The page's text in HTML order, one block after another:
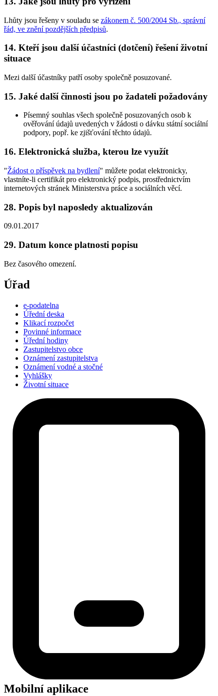
Lhůty jsou řešeny v souladu se zákonem č. 500/2004 Sb., správní
řád, ve znění pozdějších předpisů.
14. Kteří jsou další účastníci (dotčení) řešení životní
situace
Mezi další účastníky patří osoby společně posuzované.
15. Jaké další činnosti jsou po žadateli požadovány
Písemný souhlas všech společně posuzovaných osob k
ověřování údajů uvedených v žádosti o dávku státní sociální
podpory, popř. ke zjišťování těchto údajů.
16. Elektronická služba, kterou lze využít
"Žádost o příspěvek na bydlení" můžete podat elektronicky,
vlastníte-li certifikát pro elektronický podpis, prostřednictvím
internetových stránek Ministerstva práce a sociálních věcí.
28. Popis byl naposledy aktualizován
09.01.2017
29. Datum konce platnosti popisu
Bez časového omezení.
Úřad
e-podatelna
Úřední deska
Klikací rozpočet
Povinné informace
Úřední hodiny
Zastupitelstvo obce
Oznámení zastupitelstva
Oznámení vodné a stočné
Vyhlášky
Životní situace
Mobilní aplikace